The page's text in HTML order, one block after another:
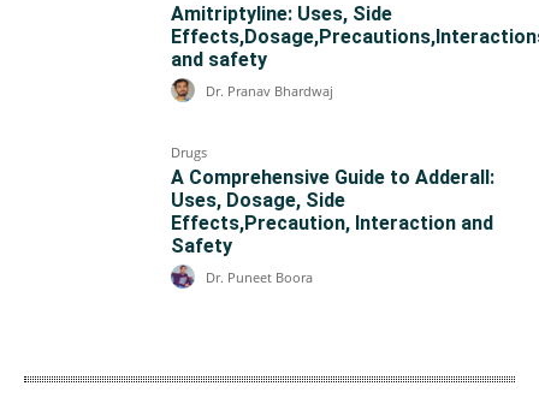
Amitriptyline: Uses, Side
and safety
Dr. Pranav Bhardwaj
Drugs
A Comprehensive Guide to Adderall:
Uses, Dosage, Side
Effects,Precaution, Interaction and
Safety
Dr. Puneet Boora